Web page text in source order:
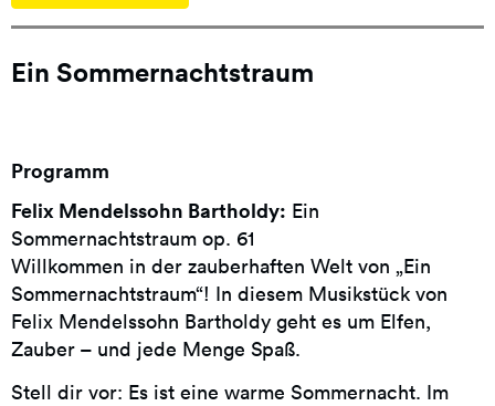
Ein Sommernachtstraum
Programm
Felix Mendelssohn Bartholdy: Ein
Sommernachtstraum op. 61
Willkommen in der zauberhaften Welt von „Ein
Sommernachtstraum“! In diesem Musikstück von
Felix Mendelssohn Bartholdy geht es um Elfen,
Zauber – und jede Menge Spaß.
Stell dir vor: Es ist eine warme Sommernacht. Im